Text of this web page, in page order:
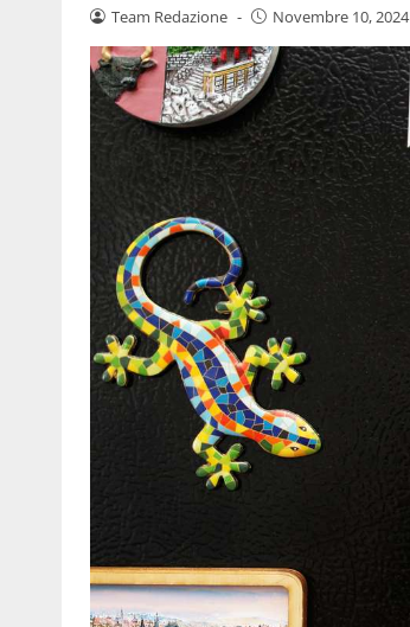
Team Redazione - Novembre 10, 2024